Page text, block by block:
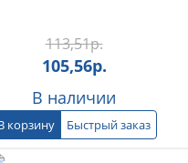
113,51р.
105,56р.
В наличии
корзину Быстрый заказ